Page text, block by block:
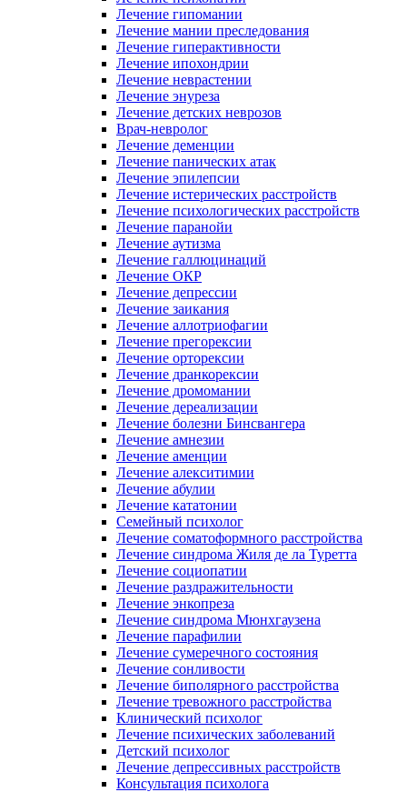
Лечение гипомании
Лечение мании преследования
Лечение гиперактивности
Лечение ипохондрии
Лечение неврастении
Лечение энуреза
Лечение детских неврозов
Врач-невролог
Лечение деменции
Лечение панических атак
Лечение эпилепсии
Лечение истерических расстройств
Лечение психологических расстройств
Лечение паранойи
Лечение аутизма
Лечение галлюцинаций
Лечение ОКР
Лечение депрессии
Лечение заикания
Лечение аллотриофагии
Лечение прегорексии
Лечение орторексии
Лечение дранкорексии
Лечение дромомании
Лечение дереализации
Лечение болезни Бинсвангера
Лечение амнезии
Лечение аменции
Лечение алекситимии
Лечение абулии
Лечение кататонии
Семейный психолог
Лечение соматоформного расстройства
Лечение синдрома Жиля де ла Туретта
Лечение социопатии
Лечение раздражительности
Лечение энкопреза
Лечение синдрома Мюнхгаузена
Лечение парафилии
Лечение сумеречного состояния
Лечение сонливости
Лечение биполярного расстройства
Лечение тревожного расстройства
Клинический психолог
Лечение психических заболеваний
Детский психолог
Лечение депрессивных расстройств
Консультация психолога